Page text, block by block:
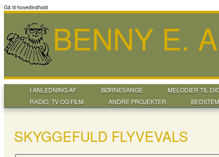
Gå til hovedindhold
BENNY E.
I ANLEDNING AF BØRNESANGE
MELODIER TIL
RADIO, TV OG FILM
ANDRE PROJEKTER
SKYGGEFULD FLYVEVALS